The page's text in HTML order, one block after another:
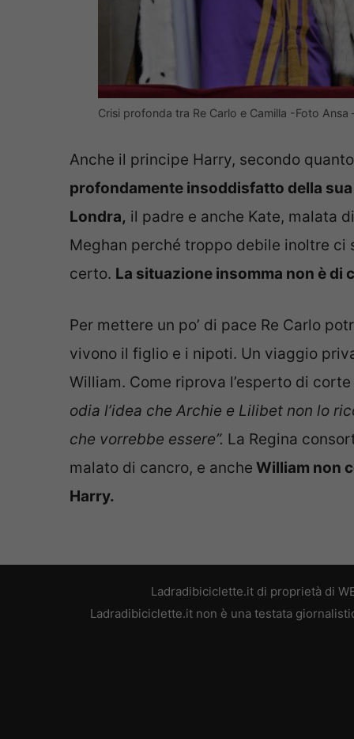
Crisi profonda tra Re Carlo e Camilla -Foto
Anche il principe Harry, secondo
profondamente insoddisfatto della
Londra, il padre e anche Kate, malata
Meghan perché troppo debile inoltre ci
certo. La situazione insomma non è di
Per mettere un po’ di pace Re Carlo
vivono il figlio e i nipoti. Un viaggio
William. Come riprova l’esperto di corte
odia l’idea che Archie e Lilibet non lo
che vorrebbe essere”. La Regina
malato di cancro, e anche William non
Harry.
Ladradibiciclette.it di proprietà di
Ladradibiciclette.it non è una testata